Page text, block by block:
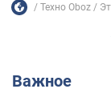
Техно Oboz
Важное